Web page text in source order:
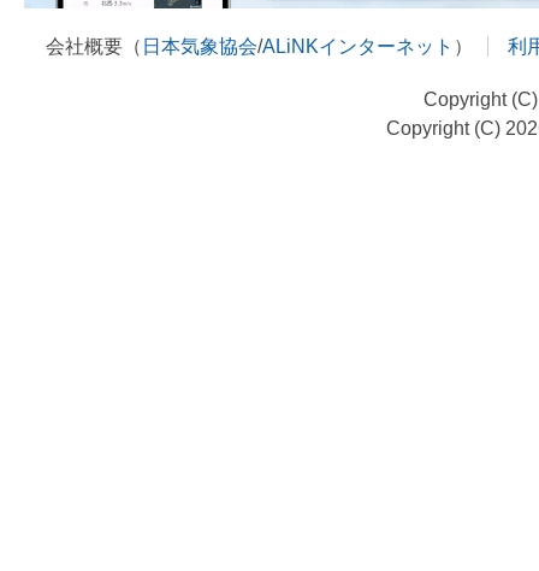
会社概要（ 日本気象協会/ALiNKインターネット ） 利
Copyright
Copyright (C)